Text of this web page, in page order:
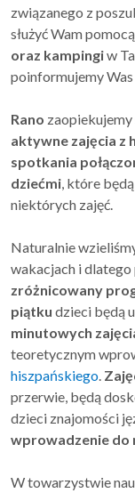
związanego z
służyć Wam pomocą
oraz kampingiw
poinformujemy Was
Rano
aktywne zajęcia z
spotkania
dziećmi, które
niektórych zajęć.
Naturalnie
wakacjach i
zróżnicowany
piątku dzieci będą
minutowych
teoretycznym
hiszpańskiego.
przerwie, będą
dzieci znajomości
wprowadzenie do
W towarzystwie